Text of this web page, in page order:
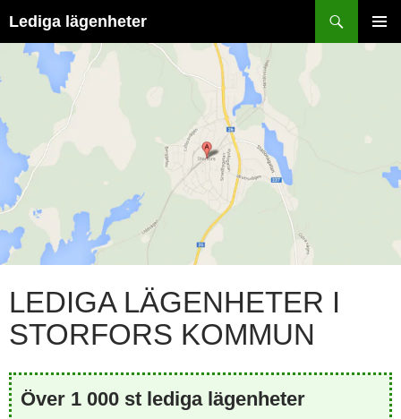
till
innehåll
Lediga lägenheter
LEDIGA LÄGENHETER I
STORFORS KOMMUN
Över 1 000 st lediga lägenheter